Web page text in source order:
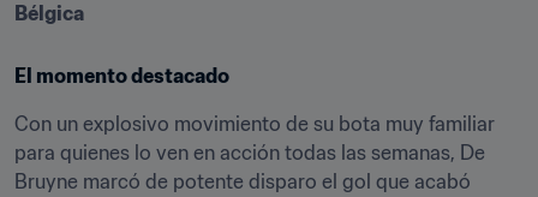
Bélgica
El momento destacado
Con un explosivo movimiento de su bota muy familiar
para quienes lo ven en acción todas las semanas, De
Bruyne marcó de potente disparo el gol que acabó